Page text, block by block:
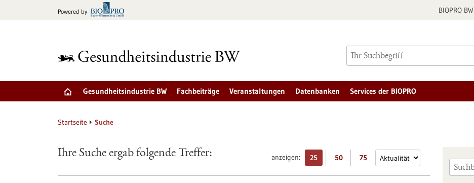
Powered by BIOPRO BW
Gesundheitsindustrie BW Fachbeiträge Veranstaltungen Datenbanken Services der BIOPRO
Startseite Suche
anzeigen: 25 50 75
Ihre Suche ergab folgende Treffer: